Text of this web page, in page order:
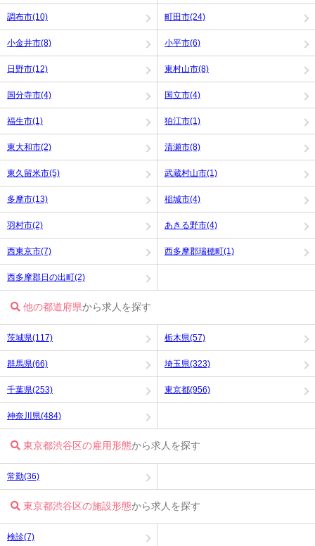
調布市(10) 町田市(24)
小金井市(8) 小平市(6)
日野市(12) 東村山市(8)
国分寺市(4) 国立市(4)
福生市(1) 狛江市(1)
東大和市(2) 清瀬市(8)
東久留米市(5) 武蔵村山市(1)
多摩市(13) 稲城市(4)
羽村市(2) あきる野市(4)
西東京市(7) 西多摩郡瑞穂町(1)
西多摩郡日の出町(2)
他の都道府県から求人を探す
茨城県(117) 栃木県(57)
群馬県(66) 埼玉県(323)
千葉県(253) 東京都(956)
神奈川県(484)
東京都渋谷区の雇用形態から求人を探す
常勤(36)
東京都渋谷区の施設形態から求人を探す
検診(7)